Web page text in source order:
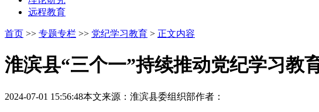
远程教育
首页 >> 专题专栏 >> 党纪学习教育 > 正文内容
淮滨县“三个一”持续推动党纪学习教
2024-07-01 15:56:48本文来源：淮滨县委组织部作者：